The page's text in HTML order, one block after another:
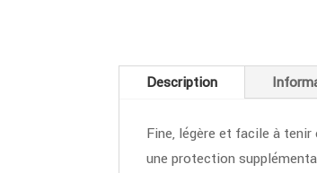
Description
Fine, légère et facile à
une protection